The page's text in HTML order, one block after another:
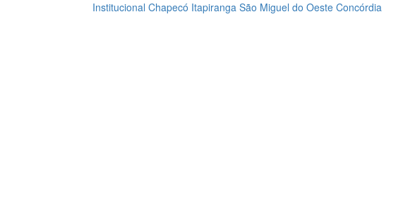
Institucional Chapecó Itapiranga São Miguel do Oeste Concórdia